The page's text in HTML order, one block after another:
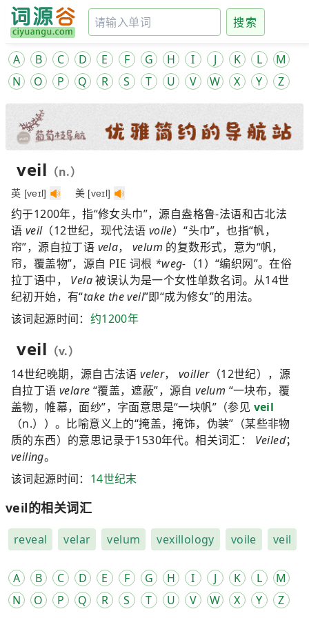
搜索
A B C D E F G H I J K L
M
N
O P Q R S T U V W X Y Z
veil （n.）
英 [veɪl] 美 [veɪl]
约于1200年，指“修女头巾”，源自盎格鲁-法语和古北法
语 veil（12世纪，现代法语 voile）“头巾”，也指“帆，
帘”，源自拉丁语 vela，velum 的复数形式，意为“帆，
帘，覆盖物”，源自 PIE 词根 *weg- （1）“编织网”。在俗
拉丁语中， Vela被误认为是一个女性单数名词。从14世
纪初开始，有“take the veil”即“成为修女”的用法。
该词起源时间： 约1200年
veil （v.）
14世纪晚期，源自古法语veler，voiller（12世纪），源
自拉丁语 velare “覆盖，遮蔽”，源自velum “一块布，覆
盖物，帷幕，面纱”，字面意思是“一块帆”（参见 veil
（n.））。比喻意义上的“掩盖，掩饰，伪装”（某些非物
质的东西）的意思记录于1530年代。相关词汇： Veiled；
veiling。
该词起源时间： 14世纪末
veil的相关词汇
reveal velar velum vexillology voile veil
A B C D E F G H I J K L
M
N
O P Q R S T U V W X Y Z